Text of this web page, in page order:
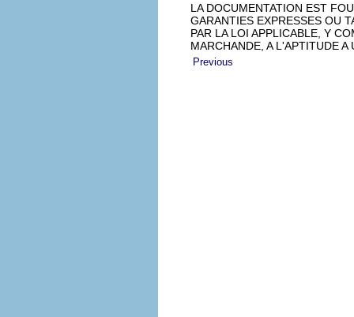
LA DOCUMENTATION EST
GARANTIES EXPRESSES OU
PAR LA LOI APPLICABLE, Y
MARCHANDE, A L'APTITUDE
Previous